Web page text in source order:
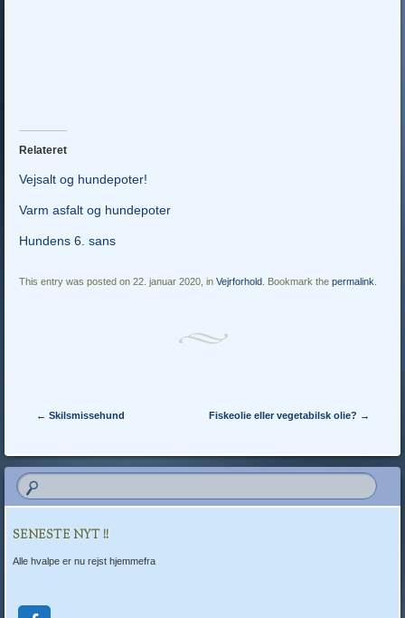
Relateret
Vejsalt og hundepoter!
Varm asfalt og hundepoter
Hundens 6. sans
This entry was posted on 22. januar 2020, inVejrforhold. Bookmark thepermalink.
Post navigation
← Skilsmissehund Fiskeolie eller vegetabilsk olie? →
SENESTE NYT !!
Alle hvalpe er nu rejst hjemmefra